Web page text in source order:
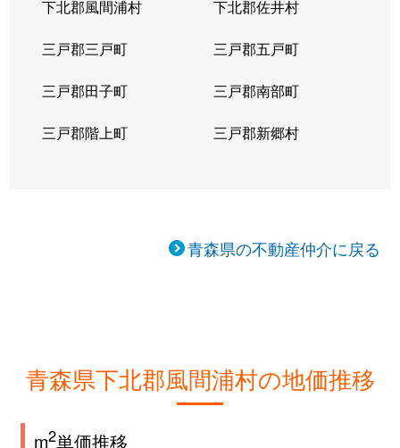
下北郡風間浦村 下北郡佐井村
三戸郡三戸町 三戸郡五戸町
三戸郡田子町 三戸郡南部町
三戸郡階上町 三戸郡新郷村
青森県の不動産仲介に戻る
青森県下北郡風間浦村の地価推移
m2単価推移